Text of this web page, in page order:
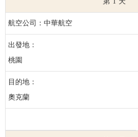
中華航空
桃園
奧克蘭